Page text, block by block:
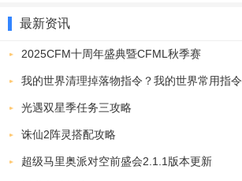
最新资讯
2025CFM十周年盛典暨CFML秋季赛
我的世界清理掉落物指令？我的世界常用指令
光遇双星季任务三攻略
诛仙2阵灵搭配攻略
超级马里奥派对空前盛会2.1.1版本更新